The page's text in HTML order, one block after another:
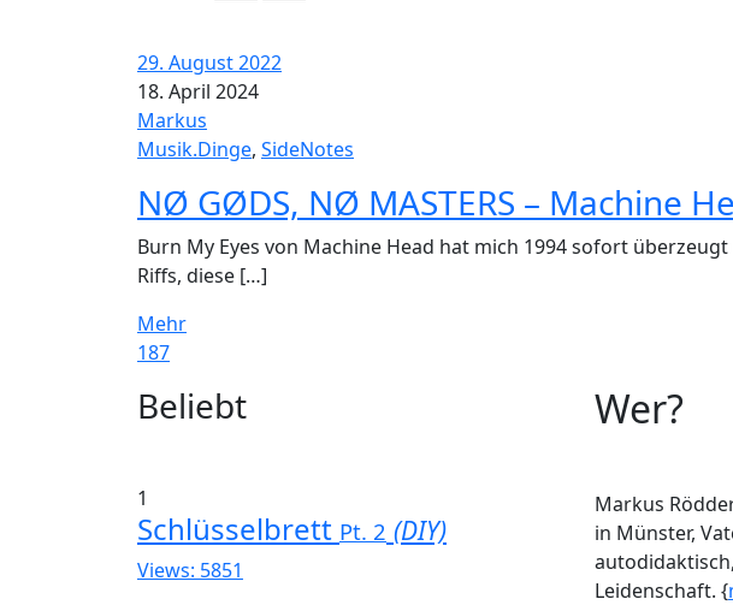
29. August 2022
18. April 2024
Markus
Musik.Dinge, SideNotes
NØ GØDS, NØ MASTERS – Machine
Burn My Eyes von Machine Head hat mich 1994 sofort
Riffs, diese […]
Mehr
187
WidgetsBeliebt
1
Schlüsselbrett Pt. 2 (DIY)
Views: 5851
Wer?
Markus
in Münster,
Leidenschaft. {